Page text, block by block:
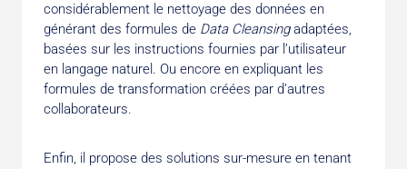
considérablement le nettoyage des données en
générant des formules de Data Cleansingadaptées,
basées sur les instructions fournies par l’utilisateur
en langage naturel. Ou encore en expliquant les
formules de transformation créées par d’autres
collaborateurs.
Enfin, il propose des solutions sur-mesure en tenant